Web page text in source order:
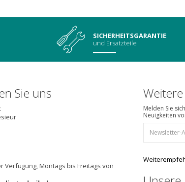
SICHERHEITSGARANTIE
und Ersatzteile
Sie uns
Verfügung, Montags bis Freitags von
Melden Sie
Neuigkeiten